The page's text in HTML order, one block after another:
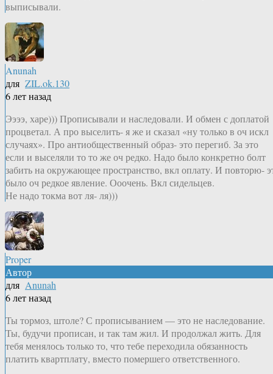
выписывали.
Anunah
для ZIL.ok.130
6 лет назад
Ээээ, харе))) Прописывали и наследовали. И обмен с доплатой
процветал. А про выселить- я же и сказал «ну только в оч искл
случаях». Про антиобщественный образ- это перегиб. За это
если и выселяли то то же оч редко. Надо было конкретно болт
забить на окружающее пространство, вкл оплату. И повторю-
было оч редкое явление. Ооочень. Вкл сидельцев.
Не надо токма вот ля- ля)))
Proper
Автор
для Anunah
6 лет назад
Ты тормоз, штоле? С прописыванием — это не наследование.
Ты, будучи прописан, и так там жил. И продолжал жить. Для
тебя менялось только то, что тебе переходила обязанность
платить квартплату, вместо помершего ответственного.